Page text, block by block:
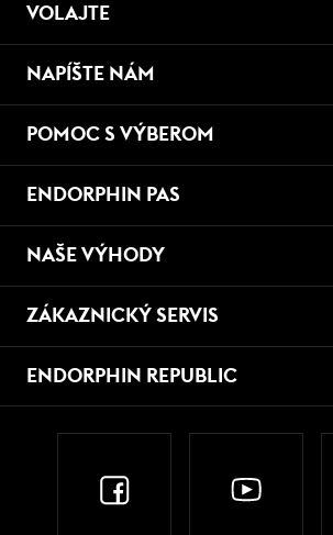
VOLAJTE
NAPÍŠTE NÁM
POMOC S VÝBEROM
ENDORPHIN PAS
NAŠE VÝHODY
ZÁKAZNICKÝ SERVIS
ENDORPHIN REPUBLIC